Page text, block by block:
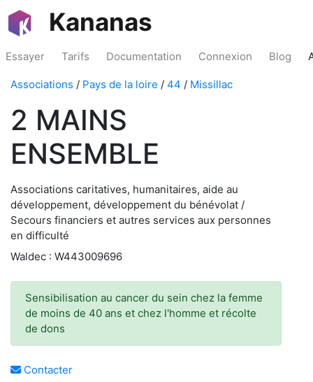
Kananas
Essayer Tarifs Documentation Connexion Blog
Associations / Pays de la loire / 44 / Missillac
2 MAINS
ENSEMBLE
Associations caritatives, humanitaires, aide au
développement, développement du bénévolat /
Secours financiers et autres services aux personnes
en difficulté
Waldec : W443009696
Sensibilisation au cancer du sein chez la femme
de moins de 40 ans et chez l'homme et récolte
de dons
Contacter